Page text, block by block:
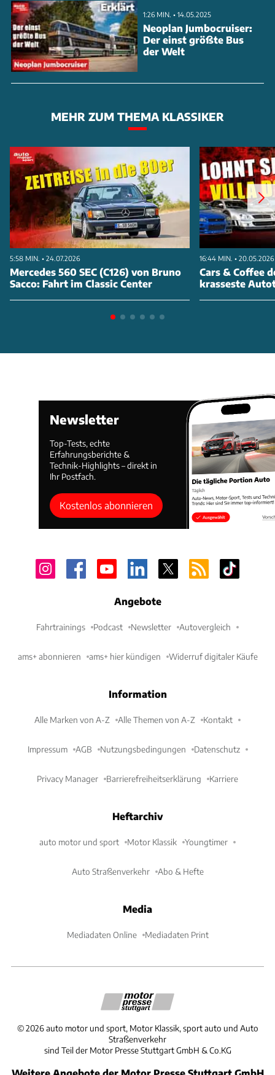
1:26 MIN. • 14.05.2025
Neoplan Jumbocruiser:
Der einst größte Bus
der Welt
MEHR ZUM THEMA KLASSIKER
5:58 MIN. • 24.07.2026
Mercedes 560 SEC (C126) von Bruno
Sacco: Fahrt im Classic Center
16:44 MIN. • 20.05.2026
Cars & Coffee
krasseste
Newsletter
Top-Tests, echte
Erfahrungsberichte &
Technik-Highlights – direkt in
Ihr Postfach.
Kostenlos abonnieren
Angebote
Fahrtrainings Podcast Newsletter Autovergleich
ams+ abonnieren ams+ hier kündigen Widerruf digitaler Käufe
Information
Alle Marken von A-Z Alle Themen von A-Z Kontakt
Impressum AGB Nutzungsbedingungen Datenschutz
Privacy Manager Barrierefreiheitserklärung Karriere
Heftarchiv
auto motor und sport Motor Klassik Youngtimer
Auto Straßenverkehr Abo & Hefte
Media
Mediadaten Online Mediadaten Print
©2026 auto motor und sport, Motor Klassik, sport auto und Auto
Straßenverkehr
sind Teil der Motor Presse Stuttgart GmbH & Co.KG
Weitere Angebote der Motor Presse Stuttgart GmbH